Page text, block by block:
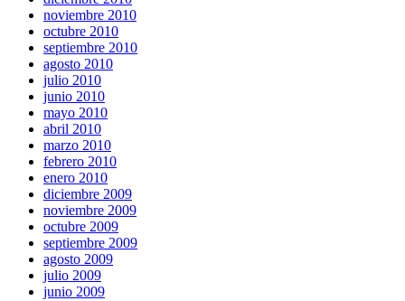
noviembre 2010
octubre 2010
septiembre 2010
agosto 2010
julio 2010
junio 2010
mayo 2010
abril 2010
marzo 2010
febrero 2010
enero 2010
diciembre 2009
noviembre 2009
octubre 2009
septiembre 2009
agosto 2009
julio 2009
junio 2009